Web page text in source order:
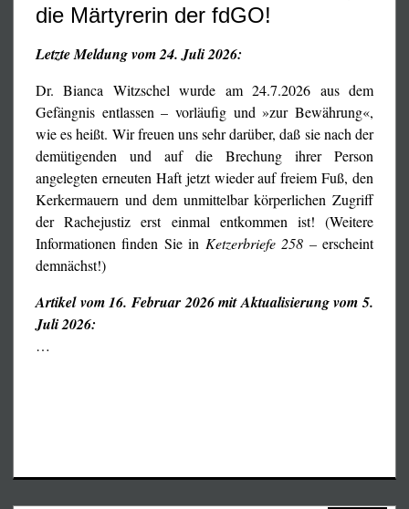
sogar den stärker als im 3. Reich gleichgeschalteten
fatalistisch: Das Fleisch vom Teller gezaubert, das Auto
unter dem Hintern weggezogen, die Heizung geraubt und
dazu von den Behörden verarscht, gegängelt und
schleimig angelogen.
die Märtyrerin der fdGO!
Letzte Meldung vom 24. Juli 2026:
Dr. Bianca Witzschel wurde am 24.7.2026 aus dem
Gefängnis entlassen – vorläufig und »zur Bewährung«,
wie es heißt. Wir freuen uns sehr darüber, daß sie nach der
demütigenden und auf die Brechung ihrer Person
angelegten erneuten Haft jetzt wieder auf freiem Fuß, den
Kerkermauern und dem unmittelbar körperlichen Zugriff
der Rachejustiz erst einmal entkommen ist! (Weitere
Informationen finden Sie in Ketzerbriefe 258 –erscheint
demnächst!)
Artikel vom 16. Februar 2026 mit Aktualisierung vom 5.
Juli 2026:
…